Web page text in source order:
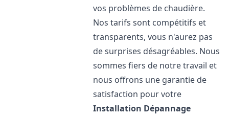
vos problèmes de chaudière.
Nos tarifs sont compétitifs et
transparents, vous n'aurez pas
de surprises désagréables. Nous
sommes fiers de notre travail et
nous offrons une garantie de
satisfaction pour votre
Installation Dépannage